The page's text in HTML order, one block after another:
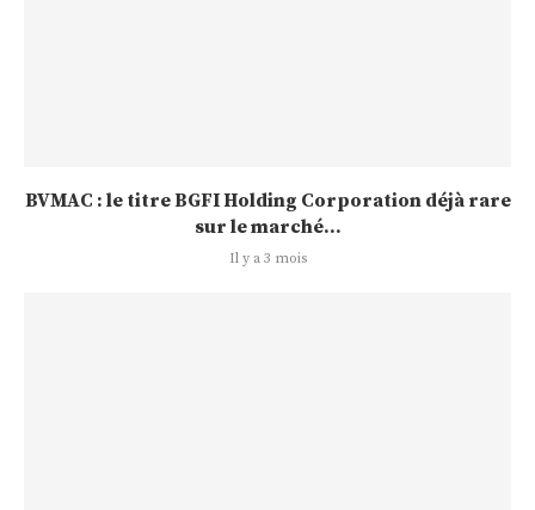
BVMAC : le titre BGFI Holding Corporation déjà rare
sur le marché...
Il y a 3 mois